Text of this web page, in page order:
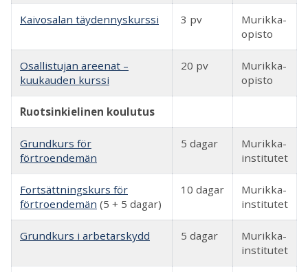
Kaivosalan täydennyskurssi 3 pv
Murikka-
opisto
Osallistujan areenat –
kuukauden kurssi
20 pv
Murikka-
opisto
Ruotsinkielinen koulutus
Grundkurs för
förtroendemän
5 dagar
Murikka-
institutet
Fortsättningskurs för
förtroendemän (5 + 5 dagar)
10 dagar
Murikka-
institutet
Grundkurs i arbetarskydd 5 dagar
Murikka-
institutet